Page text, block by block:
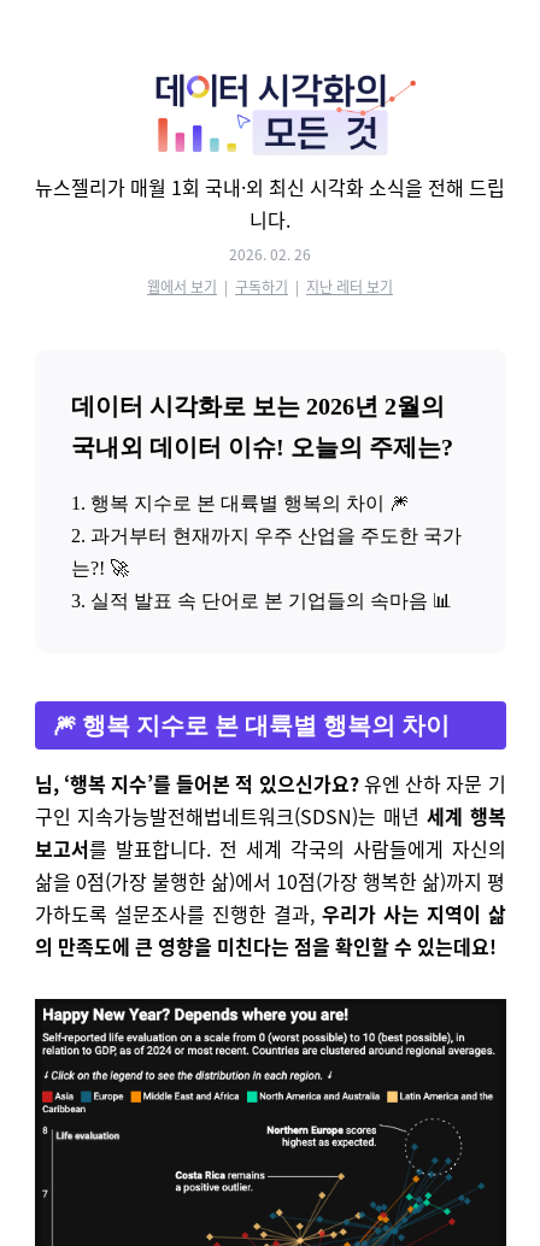
뉴스젤리가 매월 1회 국내·외 최신 시각화 소식을 전해 드립
니다.
2026. 02. 26
웹에서 보기 | 구독하기 | 지난 레터 보기
데이터 시각화로 보는 2026년 2월의
국내외 데이터 이슈! 오늘의 주제는?
1. 행복 지수로 본 대륙별 행복의 차이 🎆
2. 과거부터 현재까지 우주 산업을 주도한 국가
는?! 🚀
3. 실적 발표 속 단어로 본 기업들의 속마음 📊
🎆 행복 지수로 본 대륙별 행복의 차이
님, ‘행복 지수’를 들어본 적 있으신가요?유엔 산하 자문 기
구인 지속가능발전해법네트워크(SDSN)는 매년 세계 행복
보고서를 발표합니다. 전 세계 각국의 사람들에게 자신의
삶을 0점(가장 불행한 삶)에서 10점(가장 행복한 삶)까지 평
가하도록 설문조사를 진행한 결과, 우리가 사는 지역이 삶
의 만족도에 큰 영향을 미친다는 점을 확인할 수 있는데요!